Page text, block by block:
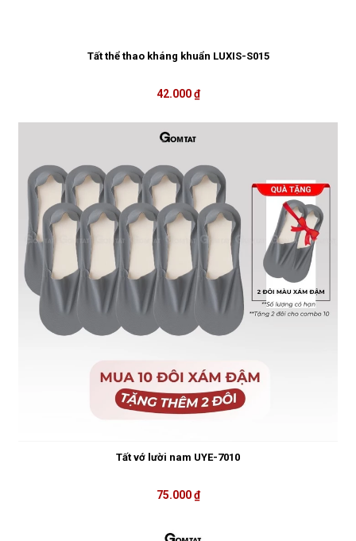
Tất thể thao kháng khuẩn LUXIS-S015
42.000 ₫
Tất vớ lười nam UYE-7010
75.000 ₫